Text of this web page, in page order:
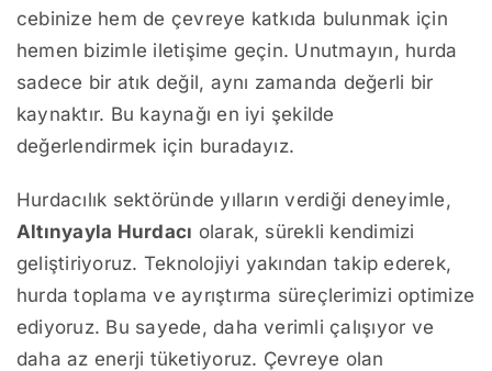
cebinize hem de çevreye katkıda bulunmak için
hemen bizimle iletişime geçin. Unutmayın, hurda
sadece bir atık değil, aynı zamanda değerli bir
kaynaktır. Bu kaynağı en iyi şekilde
değerlendirmek için buradayız.
Hurdacılık sektöründe yılların verdiği deneyimle,
Altınyayla Hurdacı olarak, sürekli kendimizi
geliştiriyoruz. Teknolojiyi yakından takip ederek,
hurda toplama ve ayrıştırma süreçlerimizi optimize
ediyoruz. Bu sayede, daha verimli çalışıyor ve
daha az enerji tüketiyoruz. Çevreye olan